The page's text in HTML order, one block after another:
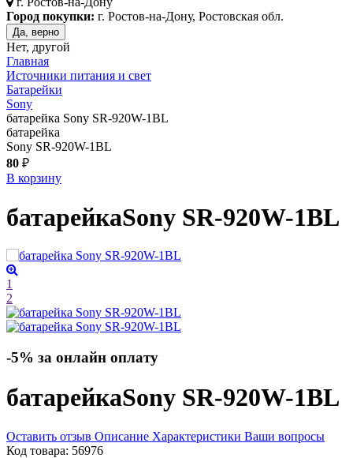
Город покупки: г. Ростов-на-Дону, Ростовская обл.
Да, верно
Нет, другой
Главная
Источники питания и свет
Батарейки
Sony
батарейка Sony SR-920W-1BL
батарейка
Sony SR-920W-1BL
80 ₽
В корзину
батарейкаSony SR-920W-1BL
1
2
-5% за онлайн оплату
батарейкаSony SR-920W-1BL
Оставить отзыв Описание Характеристики Ваши вопросы
Код товара: 56976